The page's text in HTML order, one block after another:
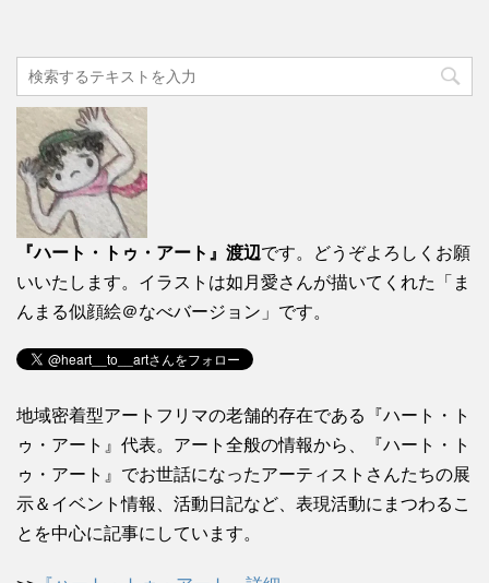
『ハート・トゥ・アート』渡辺です。どうぞよろしくお願
いいたします。イラストは如月愛さんが描いてくれた「ま
んまる似顔絵＠なべバージョン」です。
地域密着型アートフリマの老舗的存在である『ハート・ト
ゥ・アート』代表。アート全般の情報から、『ハート・ト
ゥ・アート』でお世話になったアーティストさんたちの展
示＆イベント情報、活動日記など、表現活動にまつわるこ
とを中心に記事にしています。